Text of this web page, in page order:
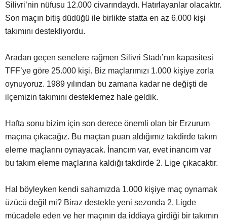
Silivri’nin nüfusu 12.000 civarındaydı. Hatırlayanlar olacaktır.
Son maçın bitiş düdüğü ile birlikte statta en az 6.000 kişi
takımını destekliyordu.
Aradan geçen senelere rağmen Silivri Stadı’nın kapasitesi
TFF’ye göre 25.000 kişi. Biz maçlarımızı 1.000 kişiye zorla
oynuyoruz. 1989 yılından bu zamana kadar ne değişti de
ilçemizin takımını desteklemez hale geldik.
Hafta sonu bizim için son derece önemli olan bir Erzurum
maçına çıkacağız. Bu maçtan puan aldığımız takdirde takım
eleme maçlarını oynayacak. İnancım var, evet inancım var
bu takım eleme maçlarına kaldığı takdirde 2. Lige çıkacaktır.
Hal böyleyken kendi sahamızda 1.000 kişiye maç oynamak
üzücü değil mi? Biraz destekle yeni sezonda 2. Ligde
mücadele eden ve her maçının da iddiaya girdiği bir takımın